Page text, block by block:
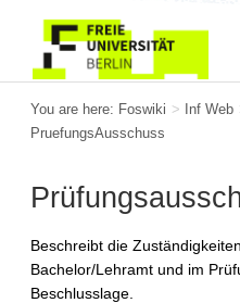
You are here: Foswiki > Inf Web
PruefungsAusschuss
Beschreibt die
Bachelor/Lehramt und im
Beschlusslage.